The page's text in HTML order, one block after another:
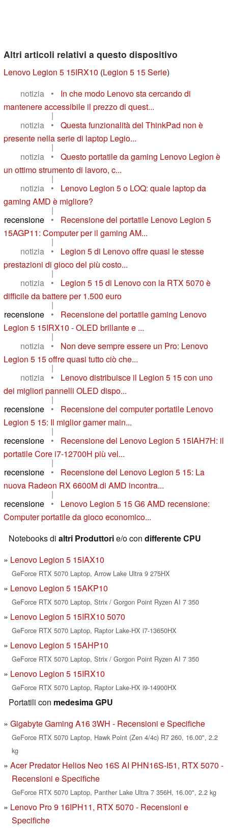
Altri articoli relativi a questo dispositivo
Lenovo Legion 5 15IRX10 (Legion 5 15 Serie)
notizia
•
In che modo Lenovo sta cercando di
mantenere accessibile il prezzo di quest...
|
notizia
•
Questa funzionalità del ThinkPad non è
presente nella serie di laptop Legio...
|
notizia
•
Questo portatile da gaming Lenovo Legion è
un ottimo strumento di lavoro, c...
|
notizia
•
Lenovo Legion 5 o LOQ: quale laptop da
gaming AMD è migliore?
|
recensione
•
Recensione del portatile Lenovo Legion 5
15AGP11: Computer per il gaming AM...
|
notizia
•
Legion 5 di Lenovo offre quasi le stesse
prestazioni di gioco del più costo...
|
notizia
•
Legion 5 15 di Lenovo con la RTX 5070 è
difficile da battere per 1.500 euro
|
recensione
•
Recensione del portatile gaming Lenovo
Legion 5 15IRX10 - OLED brillante e ...
|
notizia
•
Non deve sempre essere un Pro: Lenovo
Legion 5 15 offre quasi tutto ciò che...
|
notizia
•
Lenovo distribuisce il Legion 5 15 con uno
dei migliori pannelli OLED dispo...
|
recensione
•
Recensione del computer portatile Lenovo
Legion 5 15: Il miglior gamer main...
|
recensione
•
Recensione del Lenovo Legion 5 15IAH7H: il
portatile Core i7-12700H più vel...
|
recensione
•
Recensione del Lenovo Legion 5 15: La
nuova Radeon RX 6600M di AMD incontra...
|
recensione
•
Lenovo Legion 5 15 G6 AMD recensione:
Computer portatile da gioco economico...
Notebooks di altri Produttorie/o con differente CPU
Lenovo Legion 5 15IAX10
GeForce RTX 5070 Laptop, Arrow Lake Ultra 9 275HX
Lenovo Legion 5 15AKP10
GeForce RTX 5070 Laptop, Strix / Gorgon Point Ryzen AI 7 350
Lenovo Legion 5 15IRX10 5070
GeForce RTX 5070 Laptop, Raptor Lake-HX i7-13650HX
Lenovo Legion 5 15AHP10
GeForce RTX 5070 Laptop, Strix / Gorgon Point Ryzen AI 7 350
Lenovo Legion 5 15IRX10
GeForce RTX 5070 Laptop, Raptor Lake-HX i9-14900HX
Portatili con medesima GPU
Gigabyte Gaming A16 3WH - Recensioni e Specifiche
GeForce RTX 5070 Laptop, Hawk Point (Zen 4/4c) R7 260, 16.00", 2.2
kg
Acer Predator Helios Neo 16S AI PHN16S-I51, RTX 5070 -
Recensioni e Specifiche
GeForce RTX 5070 Laptop, Panther Lake Ultra 7 356H, 16.00", 2.2 kg
Lenovo Pro 9 16IPH11, RTX 5070 - Recensioni e
Specifiche